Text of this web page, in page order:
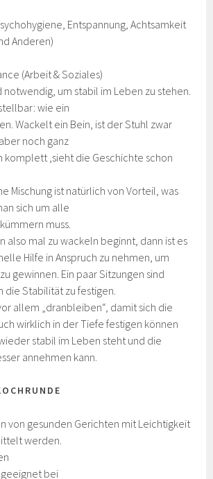
Entspannung, Achtsamkeit
Anderen)
(Arbeit & Soziales)
notwendig, um stabil im Leben zu stehen.
wie ein
Wackelt ein Bein, ist der Stuhl zwar
noch ganz
komplett ,sieht die Geschichte schon
Mischung ist natürlich von Vorteil, was
sich um alle
muss.
also mal zu wackeln beginnt, dann ist es
Hilfe in Anspruch zu nehmen, um
gewinnen. Ein paar Sitzungen sind
die Stabilität zu festigen.
allem „dranbleiben“, damit sich die
wirklich in der Tiefe festigen können
stabil im Leben steht und die
annehmen kann.
von gesunden Gerichten mit Leichtigkeit
werden.
geeignet bei